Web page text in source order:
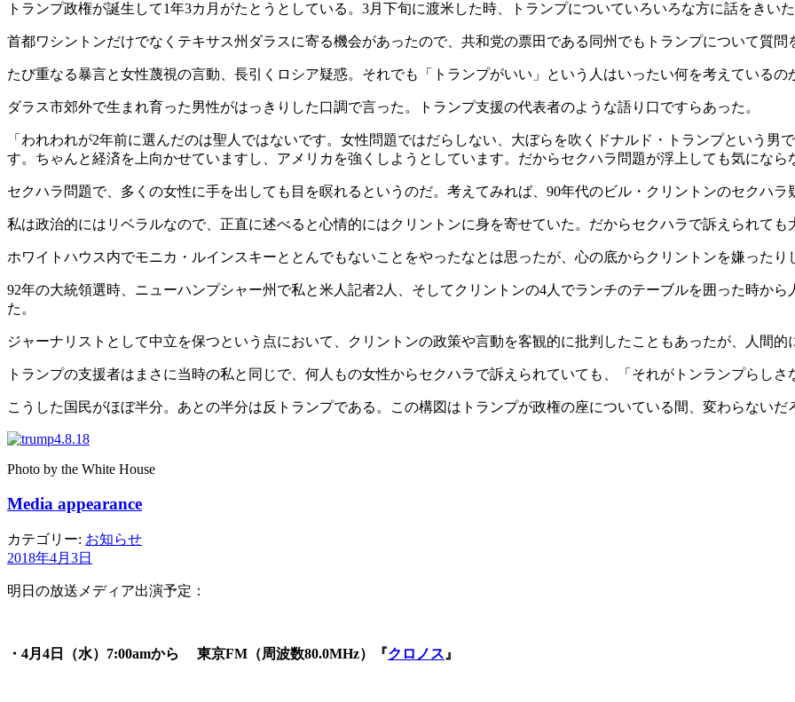
トランプ政権が誕生して1年3カ月がたとうとしている。3月下旬に渡米した時、トランプについていろいろな方に話をきいた
首都ワシントンだけでなくテキサス州ダラスに寄る機会があったので、共和党の票田である同州でもトランプについて質問
たび重なる暴言と女性蔑視の言動、長引くロシア疑惑。それでも「トランプがいい」という人はいったい何を考えているの
ダラス市郊外で生まれ育った男性がはっきりした口調で言った。トランプ支援の代表者のような語り口ですらあった。
「われわれが2年前に選んだのは聖人ではないです。女性問題ではだらしない、大ぼらを吹くドナルド・トランプという
す。ちゃんと経済を上向かせていますし、アメリカを強くしようとしています。だからセクハラ問題が浮上しても気になら
セクハラ問題で、多くの女性に手を出しても目を瞑れるというのだ。考えてみれば、90年代のビル・クリントンのセクハラ
私は政治的にはリベラルなので、正直に述べると心情的にはクリントンに身を寄せていた。だからセクハラで訴えられても
ホワイトハウス内でモニカ・ルインスキーととんでもないことをやったなとは思ったが、心の底からクリントンを嫌ったり
92年の大統領選時、ニューハンプシャー州で私と米人記者2人、そしてクリントンの4人でランチのテーブルを囲った時か
た。
ジャーナリストとして中立を保つという点において、クリントンの政策や言動を客観的に批判したこともあったが、人間的
トランプの支援者はまさに当時の私と同じで、何人もの女性からセクハラで訴えられていても、「それがトンランプらしさ
こうした国民がほぼ半分。あとの半分は反トランプである。この構図はトランプが政権の座についている間、変わらないだ
Photo by the White House
Media appearance
カテゴリー: お知らせ
2018年4月3日
明日の放送メディア出演予定：
・4月4日（水）7:00amから 東京FM（周波数80.0MHz）『クロノス 』